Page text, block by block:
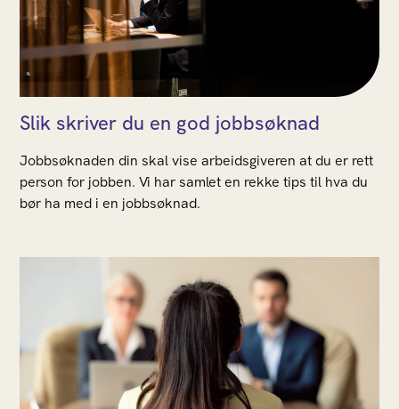
Slik skriver du en god jobbsøknad
Jobbsøknaden din skal vise arbeidsgiveren at du er rett
person for jobben. Vi har samlet en rekke tips til hva du
bør ha med i en jobbsøknad.